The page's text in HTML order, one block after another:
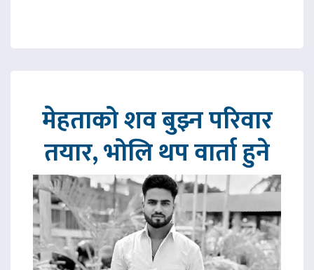
मेहताको शव बुझ्न परिवार
तयार, भोलि थप वार्ता हुने